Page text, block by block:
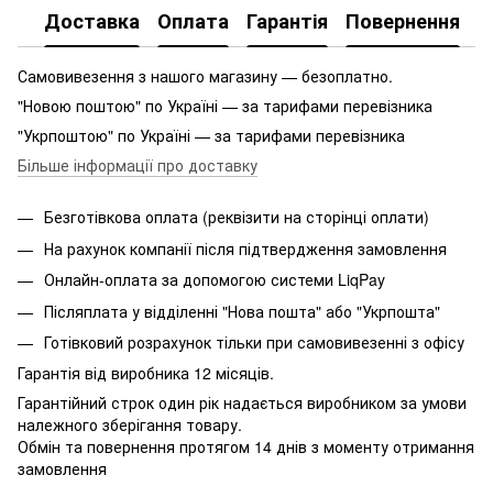
Доставка Оплата Гарантія Повернення
Самовивезення з нашого магазину — безоплатно.
"Новою поштою" по Україні — за тарифами перевізника
"Укрпоштою" по Україні — за тарифами перевізника
Більше інформації про доставку
Безготівкова оплата (реквізити на сторінці оплати)
На рахунок компанії після підтвердження замовлення
Онлайн-оплата за допомогою системи LiqPay
Післяплата у відділенні "Нова пошта" або "Укрпошта"
Готівковий розрахунок тільки при самовивезенні з офісу
Гарантія від виробника 12 місяців.
Гарантійний строк один рік надається виробником за умови
належного зберігання товару.
Обмін та повернення протягом 14 днів з моменту отримання
замовлення